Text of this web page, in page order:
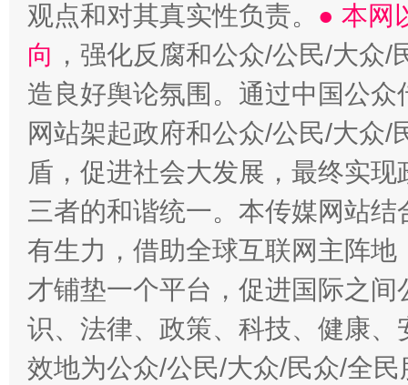
观点和对其真实性负责。 ● 本网
向 ，强化反腐和公众/公民/大众
造良好舆论氛围。通过中国公
网站架起政府和公众/公民/大众
盾，促进社会大发展，最终实
三者的和谐统一。本传媒网站
有生力，借助全球互联网主阵
才铺垫一个平台，促进国际之
识、法律、政策、科技、健康
效地为公众/公民/大众/民众/全